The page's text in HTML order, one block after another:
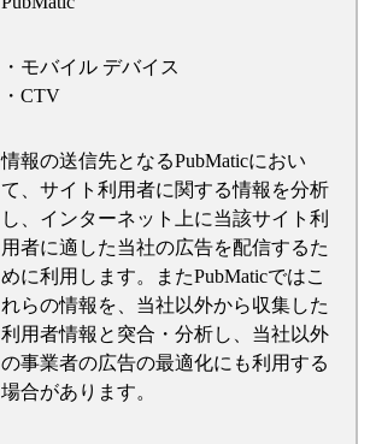
・モバイル デバイス
・CTV
情報の送信先となるPubMaticにおい
て、サイト利用者に関する情報を分析
し、インターネット上に当該サイト利
用者に適した当社の広告を配信するた
めに利用します。またPubMaticではこ
れらの情報を、当社以外から収集した
利用者情報と突合・分析し、当社以外
の事業者の広告の最適化にも利用する
場合があります。